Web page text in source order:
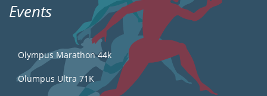
Events
Olympus Marathon 44k
Olumpus Ultra 71K